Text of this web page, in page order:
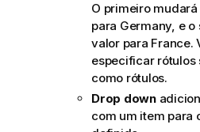
O primeiro
para Germany, e o
valor para France.
especificar rótulos
como rótulos.
Drop down
com um item para